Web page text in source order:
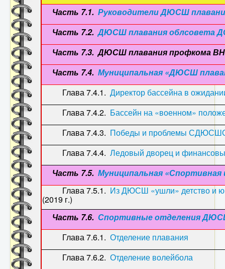
Часть 7.1. Руководители ДЮСШ
Часть 7.2.ДЮСШ плавания облсовета
Часть 7.3. ДЮСШ плавания профкома
Часть 7.4. Муниципальная «ДЮСШ
Глава 7.4.1. Директор бассейна в
Глава 7.4.2. Бассейн на «военном»
Глава 7.4.3. Победы и проблемы
Глава 7.4.4. Ледовый дворец и
Часть 7.5. Муниципальная «Спортивная
Глава 7.5.1. Из ДЮСШ «ушли» детство и
(2019 г.)
Часть 7.6. Спортивные отделения
Глава 7.6.1. Отделение плавания
Глава 7.6.2. Отделение волейбола